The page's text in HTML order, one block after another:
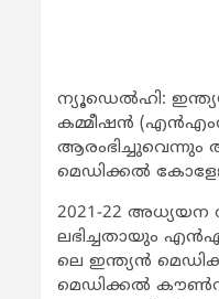
ന്യൂഡെല്‍ഹി:
കമ്മീഷന്‍
മെഡിക്കല്‍
2021-22
ലഭിച്ചതായും
ലെ ഇന്ത്യന്‍
മെഡിക്കല്‍